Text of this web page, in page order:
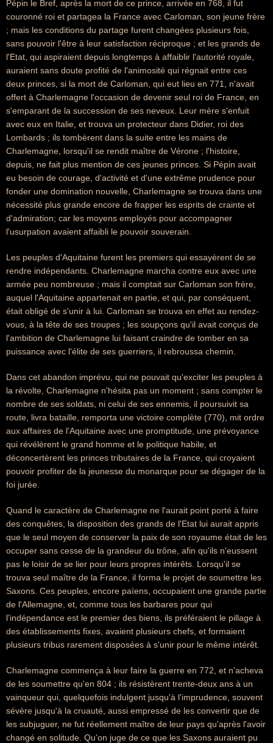
Pépin le Bref, après la mort de ce prince, arrivée en 768, il fut
couronné roi et partagea la France avec Carloman, son jeune frère
; mais les conditions du partage furent changées plusieurs fois,
sans pouvoir l'être à leur satisfaction réciproque ; et les grands de
l'Etat, qui aspiraient depuis longtemps à affaiblir l'autorité royale,
auraient sans doute profité de l'animosité qui régnait entre ces
deux princes, si la mort de Carloman, qui eut lieu en 771, n'avait
offert à Charlemagne l'occasion de devenir seul roi de France, en
s'emparant de la succession de ses neveux. Leur mère s'enfuit
avec eux en Italie, et trouva un protecteur dans Didier, roi des
Lombards ; ils tombèrent dans la suite entre les mains de
Charlemagne, lorsqu'il se rendit maître de Vérone ; l'histoire,
depuis, ne fait plus mention de ces jeunes princes. Si Pépin avait
eu besoin de courage, d'activité et d'une extrême prudence pour
fonder une domination nouvelle, Charlemagne se trouva dans une
nécessité plus grande encore de frapper les esprits de crainte et
d'admiration; car les moyens employés pour accompagner
l'usurpation avaient affaibli le pouvoir souverain.
Les peuples d'Aquitaine furent les premiers qui essayèrent de se
rendre indépendants. Charlemagne marcha contre eux avec une
armée peu nombreuse ; mais il comptait sur Carloman son frère,
auquel l'Aquitaine appartenait en partie, et qui, par conséquent,
était obligé de s'unir à lui. Carloman se trouva en effet au rendez-
vous, à la tête de ses troupes ; les soupçons qu'il avait conçus de
l'ambition de Charlemagne lui faisant craindre de tomber en sa
puissance avec l'élite de ses guerriers, il rebroussa chemin.
Dans cet abandon imprévu, qui ne pouvait qu'exciter les peuples à
la révolte, Charlemagne n'hésita pas un moment ; sans compter le
nombre de ses soldats, ni celui de ses ennemis, il poursuivit sa
route, livra bataille, remporta une victoire complète (770), mit ordre
aux affaires de l'Aquitaine avec une promptitude, une prévoyance
qui révélèrent le grand homme et le politique habile, et
déconcertèrent les princes tributaires de la France, qui croyaient
pouvoir profiter de la jeunesse du monarque pour se dégager de la
foi jurée.
Quand le caractère de Charlemagne ne l'aurait point porté à faire
des conquêtes, la disposition des grands de l'Etat lui aurait appris
que le seul moyen de conserver la paix de son royaume était de les
occuper sans cesse de la grandeur du trône, afin qu'ils n'eussent
pas le loisir de se lier pour leurs propres intérêts. Lorsqu'il se
trouva seul maître de la France, il forma le projet de soumettre les
Saxons. Ces peuples, encore païens, occupaient une grande partie
de l'Allemagne, et, comme tous les barbares pour qui
l'indépendance est le premier des biens, ils préféraient le pillage à
des établissements fixes, avaient plusieurs chefs, et formaient
plusieurs tribus rarement disposées à s'unir pour le même intérêt.
Charlemagne commença à leur faire la guerre en 772, et n'acheva
de les soumettre qu'en 804 ; ils résistèrent trente-deux ans à un
vainqueur qui, quelquefois indulgent jusqu'à l'imprudence, souvent
sévère jusqu'à la cruauté, aussi empressé de les convertir que de
les subjuguer, ne fut réellement maître de leur pays qu'après l'avoir
changé en solitude. Qu'on juge de ce que les Saxons auraient pu